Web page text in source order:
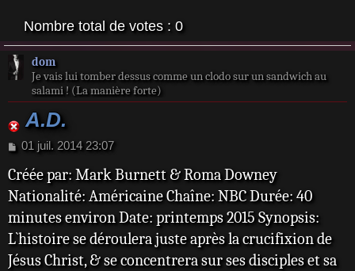
Nombre total de votes : 0
dom
Je vais lui tomber dessus comme un clodo sur un sandwich au
salami ! (La manière forte)
A.D.
M
s
s
a
g
e
01 juil. 2014 23:07
Créée par: Mark Burnett & Roma Downey
Nationalité: Américaine Chaîne: NBC Durée: 40
minutes environ Date: printemps 2015 Synopsis:
L`histoire se déroulera juste après la crucifixion de
Jésus Christ, & se concentrera sur ses disciples et sa